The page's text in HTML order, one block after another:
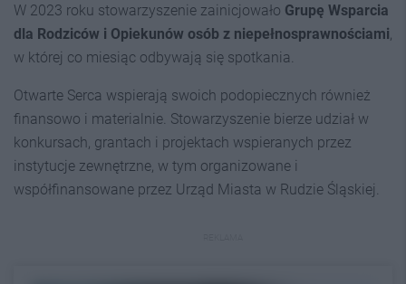
W 2023 roku stowarzyszenie zainicjowało Grupę Wsparcia
dla Rodziców i Opiekunów osób z niepełnosprawnościami
w której co miesiąc odbywają się spotkania.
Otwarte Serca wspierają swoich podopiecznych również
finansowo i materialnie. Stowarzyszenie bierze udział w
konkursach, grantach i projektach wspieranych przez
instytucje zewnętrzne, w tym organizowane i
współfinansowane przez Urząd Miasta w Rudzie Śląskiej.